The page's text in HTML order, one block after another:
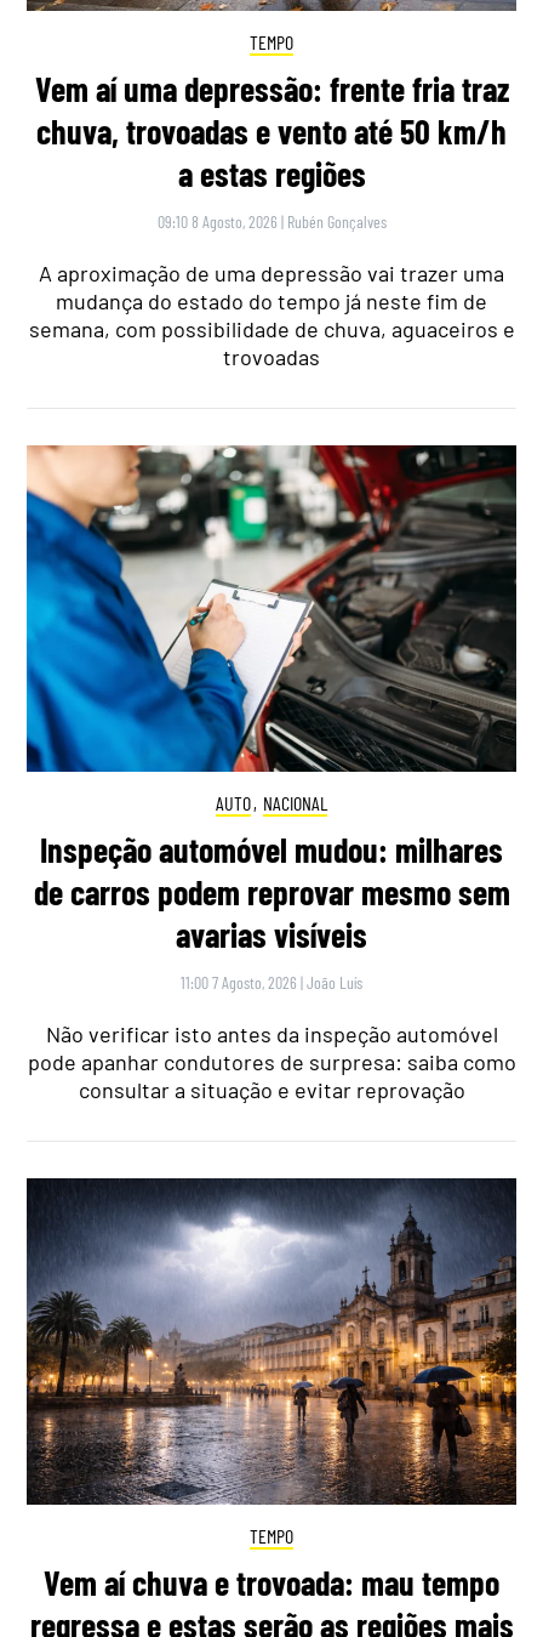
TEMPO
Vem aí uma depressão: frente fria traz
chuva, trovoadas e vento até 50 km/h
a estas regiões
09:10 8 Agosto, 2026 | Rubén Gonçalves
A aproximação de uma depressão vai trazer uma
mudança do estado do tempo já neste fim de
semana, com possibilidade de chuva, aguaceiros e
trovoadas
AUTO, NACIONAL
Inspeção automóvel mudou: milhares
de carros podem reprovar mesmo sem
avarias visíveis
11:00 7 Agosto, 2026 |João Luís
Não verificar isto antes da inspeção automóvel
pode apanhar condutores de surpresa: saiba como
consultar a situação e evitar reprovação
TEMPO
Vem aí chuva e trovoada: mau tempo
regressa e estas serão as regiões mais